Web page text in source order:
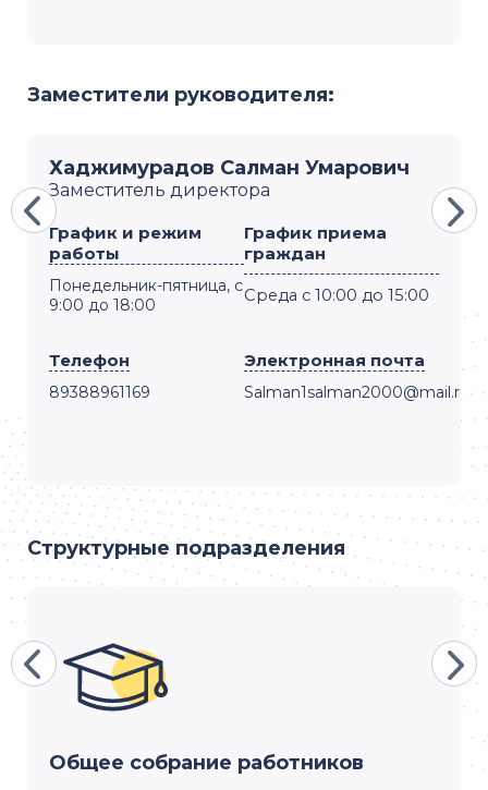
Заместители руководителя:
Хаджимурадов Салман Умарович
Заместитель директора
График и режим
работы
Понедельник-пятница, с
9:00 до 18:00
График приема
граждан
Среда с 10:00 до 15:00
Телефон
89388961169
Электронная почта
Salman1salman2000@mail.ru
Структурные подразделения
Общее собрание работников